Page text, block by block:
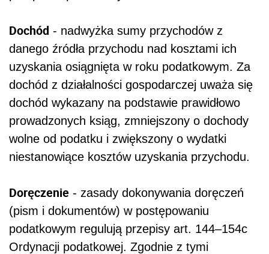
Dochód - nadwyżka sumy przychodów z
danego źródła przychodu nad kosztami ich
uzyskania osiągnięta w roku podatkowym. Za
dochód z działalności gospodarczej uważa się
dochód wykazany na podstawie prawidłowo
prowadzonych ksiąg, zmniejszony o dochody
wolne od podatku i zwiększony o wydatki
niestanowiące kosztów uzyskania przychodu.
Doręczenie - zasady dokonywania doręczeń
(pism i dokumentów) w postępowaniu
podatkowym regulują przepisy art. 144–154c
Ordynacji podatkowej. Zgodnie z tymi